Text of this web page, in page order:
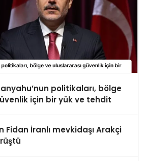
politikaları, bölge
için bir yük ve tehdit
Fidan İranlı mevkidaşı Arakçi